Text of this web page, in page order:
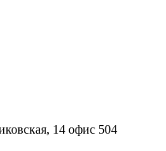
14 офис 504